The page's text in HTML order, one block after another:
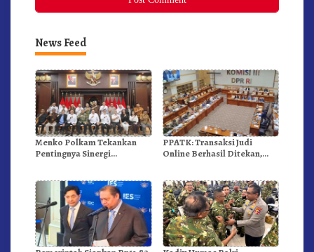
News Feed
Menko Polkam Tekankan
Pentingnya Sinergi
PPATK: Transaksi Judi
Online Berhasil Ditekan,